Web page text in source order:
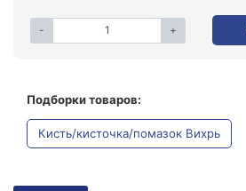
- +
Подборки товаров:
Кисть/кисточка/помазок Вихрь